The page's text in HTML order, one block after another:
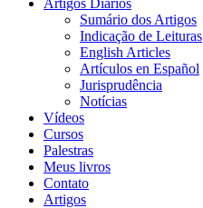
Artigos Diários
Sumário dos Artigos
Indicação de Leituras
English Articles
Artículos en Español
Jurisprudência
Notícias
Vídeos
Cursos
Palestras
Meus livros
Contato
Artigos